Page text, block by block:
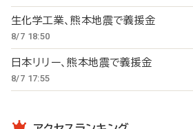
生化学工業、熊本地震で義援金
8/7 18:50
日本リリー、熊本地震で義援金
8/7 17:55